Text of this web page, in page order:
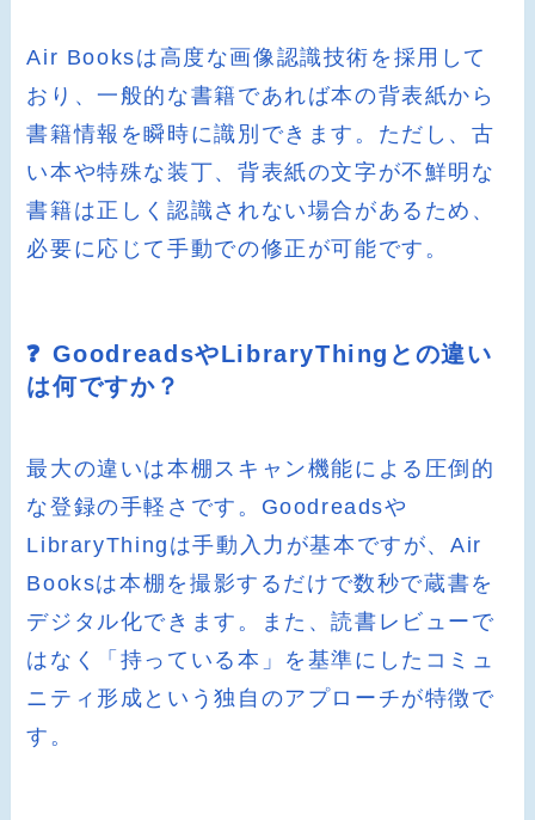
Air Booksは高度な画像認識技術を採用して
おり、一般的な書籍であれば本の背表紙から
書籍情報を瞬時に識別できます。ただし、古
い本や特殊な装丁、背表紙の文字が不鮮明な
書籍は正しく認識されない場合があるため、
必要に応じて手動での修正が可能です。
❓ GoodreadsやLibraryThingとの違い
は何ですか？
最大の違いは本棚スキャン機能による圧倒的
な登録の手軽さです。Goodreadsや
LibraryThingは手動入力が基本ですが、Air
Booksは本棚を撮影するだけで数秒で蔵書を
デジタル化できます。また、読書レビューで
はなく「持っている本」を基準にしたコミュ
ニティ形成という独自のアプローチが特徴で
す。